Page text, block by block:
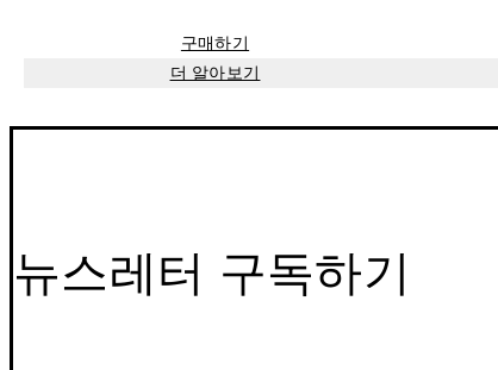
구매하기
더 알아보기
뉴스레터 구독하기